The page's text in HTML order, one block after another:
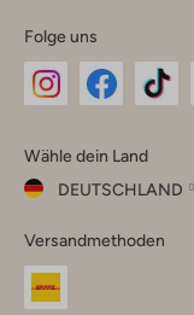
Folge uns
Instagram
Facebook
Wähle dein Land
DEUTSCHLAND
dein
Land
Versandmethoden